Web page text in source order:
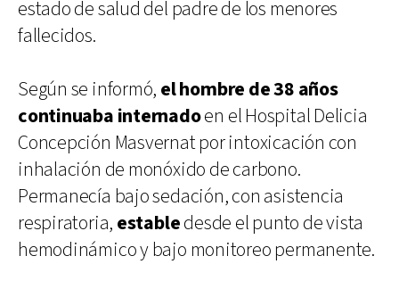
estado de salud del padre de los menores
fallecidos.
Según se informó, el hombre de 38 años
continuaba internadoen el Hospital Delicia
Concepción Masvernat por intoxicación con
inhalación de monóxido de carbono.
Permanecía bajo sedación, con asistencia
respiratoria, establedesde el punto de vista
hemodinámico y bajo monitoreo permanente.